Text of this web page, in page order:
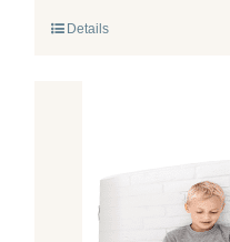
Details